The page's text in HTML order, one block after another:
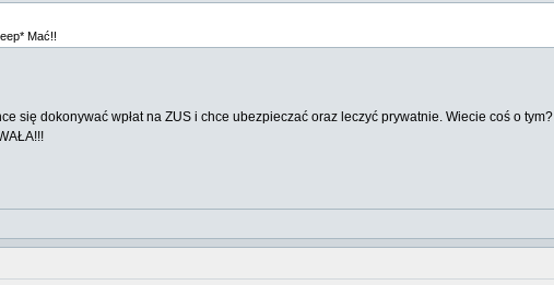
Mać!!
się dokonywać wpłat na ZUS i chce ubezpieczać oraz leczyć prywatnie. Wiecie coś o tym?